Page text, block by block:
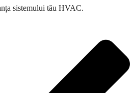
sistemului tău HVAC.